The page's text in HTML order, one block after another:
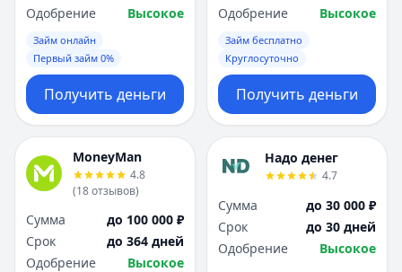
Одобрение
Высокое
Займ онлайн
Первый займ 0%
Получить деньги
Одобрение
Высокое
Займ бесплатно
Круглосуточно
Получить деньги
MoneyMan
4.8
(18отзывов)
Сумма
до 100 000 ₽
Срок
до 364 дней
Одобрение
Высокое
Надо денег
4.7
Сумма
до 30 000 ₽
Срок
до 30 дней
Одобрение
Высокое